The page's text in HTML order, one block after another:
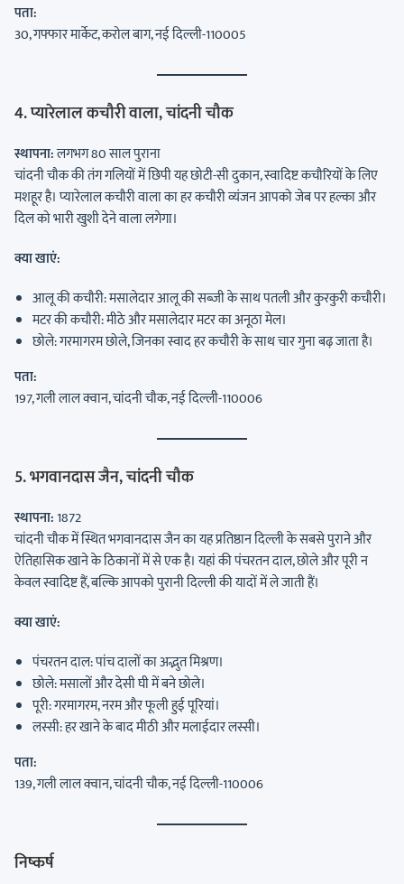
पता:
30, गफ्फार मार्केट, करोल बाग, नई दिल्ली-110005
4. प्यारेलाल कचौरी वाला, चांदनी चौक
स्थापना:लगभग 80 साल पुराना
चांदनी चौक की तंग गलियों में छिपी यह छोटी-सी दुकान, स्वादिष्ट कचौरियों के लिए
मशहूर है। प्यारेलाल कचौरी वाला का हर कचौरी व्यंजन आपको जेब पर हल्का और
दिल को भारी खुशी देने वाला लगेगा।
क्या खाएं:
आलू की कचौरी: मसालेदार आलू की सब्जी के साथ पतली और कुरकुरी कचौरी।
मटर की कचौरी: मीठे और मसालेदार मटर का अनूठा मेल।
छोले: गरमागरम छोले, जिनका स्वाद हर कचौरी के साथ चार गुना बढ़ जाता है।
पता:
197, गली लाल क्वान, चांदनी चौक, नई दिल्ली-110006
5. भगवानदास जैन, चांदनी चौक
स्थापना: 1872
चांदनी चौक में स्थित भगवानदास जैन का यह प्रतिष्ठान दिल्ली के सबसे पुराने और
ऐतिहासिक खाने के ठिकानों में से एक है। यहां की पंचरतन दाल, छोले और पूरी न
केवल स्वादिष्ट हैं, बल्कि आपको पुरानी दिल्ली की यादों में ले जाती हैं।
क्या खाएं:
पंचरतन दाल: पांच दालों का अद्भुत मिश्रण।
छोले: मसालों और देसी घी में बने छोले।
पूरी: गरमागरम, नरम और फूली हुई पूरियां।
लस्सी: हर खाने के बाद मीठी और मलाईदार लस्सी।
पता:
139, गली लाल क्वान, चांदनी चौक, नई दिल्ली-110006
निष्कर्ष